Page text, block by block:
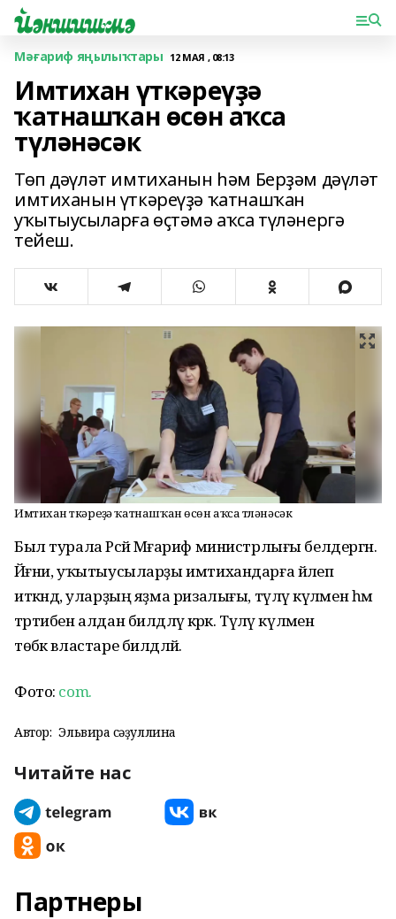
Мәғариф яңылыҡтары 12 МАЯ , 08:13
Имтихан үткәреүҙә
ҡатнашҡан өсөн аҡса
түләнәсәк
Төп дәүләт имтиханын һәм Берҙәм дәүләт
имтиханын үткәреүҙә ҡатнашҡан
уҡытыусыларға өҫтәмә аҡса түләнергә
тейеш.
Имтихан үткәреүҙә ҡатнашҡан өсөн аҡса түләнәсәк
Был турала Рәсәй Мәғариф министрлығы белдергән.
Йәғни, уҡытыусыларҙы имтихандарға йәлеп
иткәндә, уларҙың яҙма ризалығы, түләү күләмен һәм
тәртибен алдан билдәләү кәрәк. Түләү күләмен
төбәк властаре билдәләй.
Фото: com.
Автор: Эльвира Әсәҙуллина
Читайте нас
Партнеры